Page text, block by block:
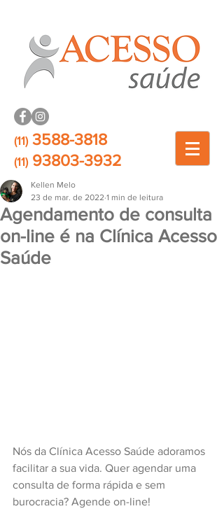
(11)3588-3818
(11)93803-3932
Agendamento de consulta
on-line é na Clínica Acesso
Saúde
Kellen Melo
23 de mar. de 2022 1 min de leitura
Nós da Clínica Acesso Saúde adoramos
facilitar a sua vida. Quer agendar uma
consulta de forma rápida e sem
burocracia? Agende on-line!